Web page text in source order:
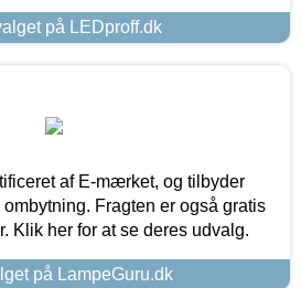
på LEDproff.dk
af E-mærket, og tilbyder
Fragten er også gratis
Klik her for at se deres udvalg.
på LampeGuru.dk